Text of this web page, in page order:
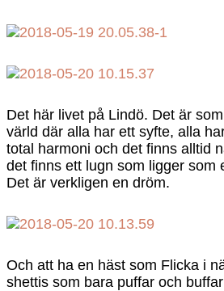
Det här livet på Lindö. Det är
värld där alla har ett syfte, alla
total harmoni och det finns alltid
det finns ett lugn som ligger som
Det är verkligen en dröm.
Och att ha en häst som Flicka i
shettis som bara puffar och